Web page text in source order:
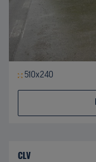
510x240
CLV